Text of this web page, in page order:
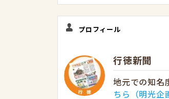
プロフィール
行徳新聞
地元での知名
ちら（明光企